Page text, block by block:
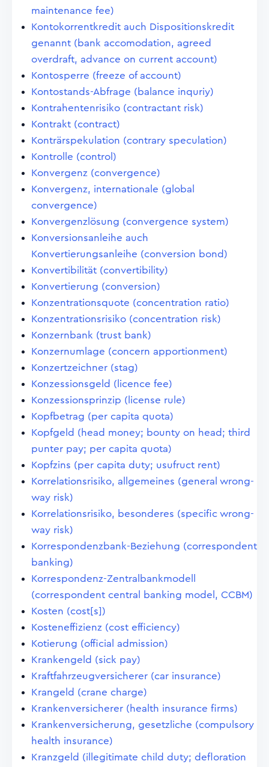
maintenance fee)
Kontokorrentkredit auch Dispositionskredit
genannt (bank accomodation, agreed
overdraft, advance on current account)
Kontosperre (freeze of account)
Kontostands-Abfrage (balance inquriy)
Kontrahentenrisiko (contractant risk)
Kontrakt (contract)
Konträrspekulation (contrary speculation)
Kontrolle (control)
Konvergenz (convergence)
Konvergenz, internationale (global
convergence)
Konvergenzlösung (convergence system)
Konversionsanleihe auch
Konvertierungsanleihe (conversion bond)
Konvertibilität (convertibility)
Konvertierung (conversion)
Konzentrationsquote (concentration ratio)
Konzentrationsrisiko (concentration risk)
Konzernbank (trust bank)
Konzernumlage (concern apportionment)
Konzertzeichner (stag)
Konzessionsgeld (licence fee)
Konzessionsprinzip (license rule)
Kopfbetrag (per capita quota)
Kopfgeld (head money; bounty on head; third
punter pay; per capita quota)
Kopfzins (per capita duty; usufruct rent)
Korrelationsrisiko, allgemeines (general wrong-
way risk)
Korrelationsrisiko, besonderes (specific wrong-
way risk)
Korrespondenzbank-Beziehung (correspondent
banking)
Korrespondenz-Zentralbankmodell
(correspondent central banking model, CCBM)
Kosten (cost[s])
Kosteneffizienz (cost efficiency)
Kotierung (official admission)
Krankengeld (sick pay)
Kraftfahrzeugversicherer (car insurance)
Krangeld (crane charge)
Krankenversicherer (health insurance firms)
Krankenversicherung, gesetzliche (compulsory
health insurance)
Kranzgeld (illegitimate child duty; defloration